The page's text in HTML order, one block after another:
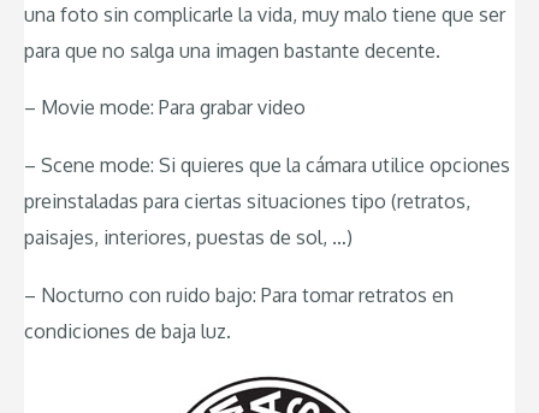
una foto sin complicarle la vida, muy malo tiene que ser
para que no salga una imagen bastante decente.
– Movie mode: Para grabar video
– Scene mode: Si quieres que la cámara utilice opciones
preinstaladas para ciertas situaciones tipo (retratos,
paisajes, interiores, puestas de sol, …)
– Nocturno con ruido bajo: Para tomar retratos en
condiciones de baja luz.